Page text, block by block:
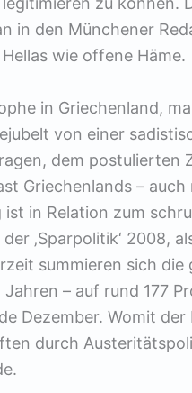
in den Münchener
wie offene Häme.
in Griechenland,
von einer
dem postulierten
Griechenlands –
ist in Relation zum
‚Sparpolitik‘ 2008,
summieren sich
Jahren – auf rund 177
Dezember. Womit
durch